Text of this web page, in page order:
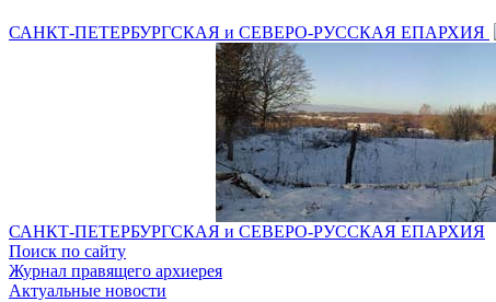
САНКТ-ПЕТЕРБУРГСКАЯ и СЕВЕРО-РУССКАЯ ЕПАРХИЯ
САНКТ-ПЕТЕРБУРГСКАЯ и СЕВЕРО-РУССКАЯ ЕПАРХИЯ
Поиск по сайту
Журнал правящего архиерея
Актуальные новости